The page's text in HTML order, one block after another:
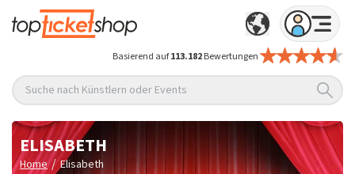
Basierend auf113.182Bewertungen
Suche nach Künstlern oder Events
ELISABETH
Home / Elisabeth